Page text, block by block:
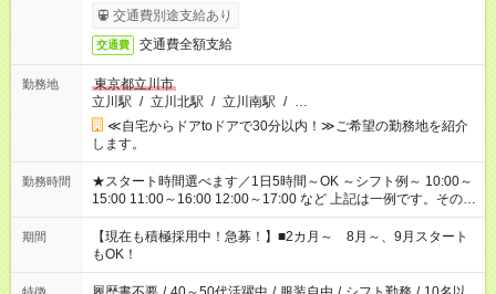
交通費別途支給あり
交通費 交通費全額支給
勤務地
東京都立川市
立川駅 / 立川北駅 / 立川南駅 / …
≪自宅からドアtoドアで30分以内！≫ご希望の勤務地を紹介
します。
勤務時間
★スタート時間選べます／1日5時間～OK ～シフト例～ 10:00～
15:00 11:00～16:00 12:00～17:00 など 上記は一例です。その他
シフトもご相談ください。 ※Wワークの場合当社と合わせて法
定労働時間が週40時間を超えなければOKです。
期間
【現在も積極採用中！急募！】■2カ月～ 8月～、9月スタート
もOK！